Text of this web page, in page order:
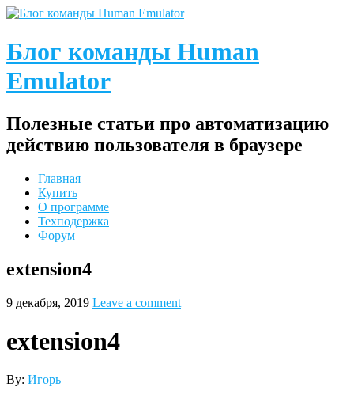
Блог команды Human
Emulator
Полезные статьи про автоматизацию
действию пользователя в браузере
Главная
Купить
О программе
Техподержка
Форум
extension4
9 декабря, 2019 Leave a comment
extension4
By: Игорь